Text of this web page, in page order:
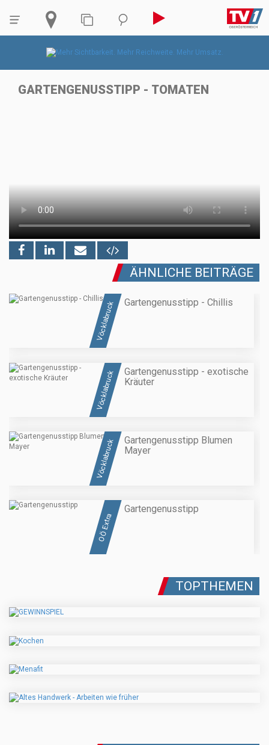
GARTENGENUSSTIPP - TOMATEN
ÄHNLICHE BEITRÄGE
Vöcklabruck Gartengenusstipp - Chillis
Vöcklabruck
Gartengenusstipp - exotische
Kräuter
Vöcklabruck
Gartengenusstipp Blumen
Mayer
OÖ Extra
Gartengenusstipp
TOPTHEMEN